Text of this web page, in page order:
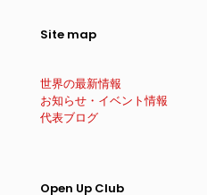
Site map
世界の最新情報
お知らせ・イベント情報
代表ブログ
Open Up Club